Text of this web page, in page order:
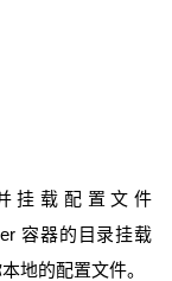
载配置文件
容器的目录挂载
地的配置文件。